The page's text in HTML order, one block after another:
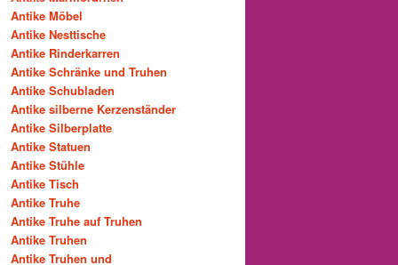
Antike Möbel
Antike Nesttische
Antike Rinderkarren
Antike Schränke und Truhen
Antike Schubladen
Antike silberne Kerzenständer
Antike Silberplatte
Antike Statuen
Antike Stühle
Antike Tisch
Antike Truhe
Antike Truhe auf Truhen
Antike Truhen
Antike Truhen und